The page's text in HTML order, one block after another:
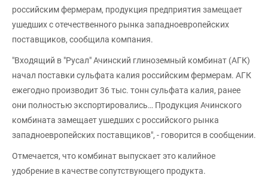
российским фермерам, продукция предприятия замещает
ушедших с отечественного рынка западноевропейских
поставщиков, сообщила компания.
"Входящий в "Русал" Ачинский глиноземный комбинат (АГК)
начал поставки сульфата калия российским фермерам. АГК
ежегодно производит 36 тыс. тонн сульфата калия, ранее
они полностью экспортировались… Продукция Ачинского
комбината замещает ушедших с российского рынка
западноевропейских поставщиков", - говорится в сообщении.
Отмечается, что комбинат выпускает это калийное
удобрение в качестве сопутствующего продукта.